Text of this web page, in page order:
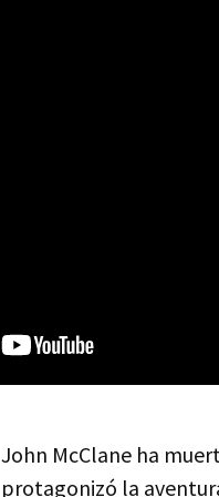
John McClane ha
protagonizó la